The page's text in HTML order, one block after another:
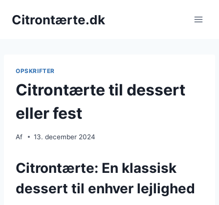
Citrontærte.dk
OPSKRIFTER
Citrontærte til dessert
eller fest
Af 13. december 2024
Citrontærte: En klassisk
dessert til enhver lejlighed